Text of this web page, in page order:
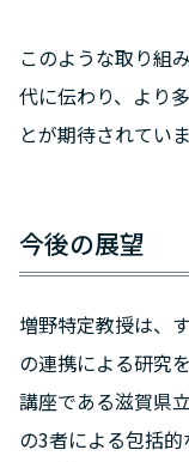
このような取り組
代に伝わり、より
とが期待されていま
今後の展望
増野特定教授は、
の連携による研究
講座である滋賀県
の3者による包括